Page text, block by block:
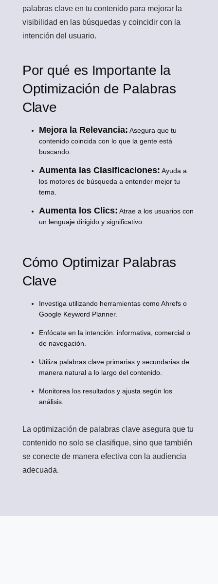
palabras clave en tu contenido para mejorar la
visibilidad en las búsquedas y coincidir con la
intención del usuario.
Por qué es Importante la
Optimización de Palabras
Clave
Mejora la Relevancia: Asegura que tu
contenido coincida con lo que la gente está
buscando.
Aumenta las Clasificaciones: Ayuda a
los motores de búsqueda a entender mejor tu
tema.
Aumenta los Clics: Atrae a los usuarios con
un lenguaje dirigido y significativo.
Cómo Optimizar Palabras
Clave
Investiga utilizando herramientas como Ahrefs o
Google Keyword Planner.
Enfócate en la intención: informativa, comercial o
de navegación.
Utiliza palabras clave primarias y secundarias de
manera natural a lo largo del contenido.
Monitorea los resultados y ajusta según los
análisis.
La optimización de palabras clave asegura que tu
contenido no solo se clasifique, sino que también
se conecte de manera efectiva con la audiencia
adecuada.